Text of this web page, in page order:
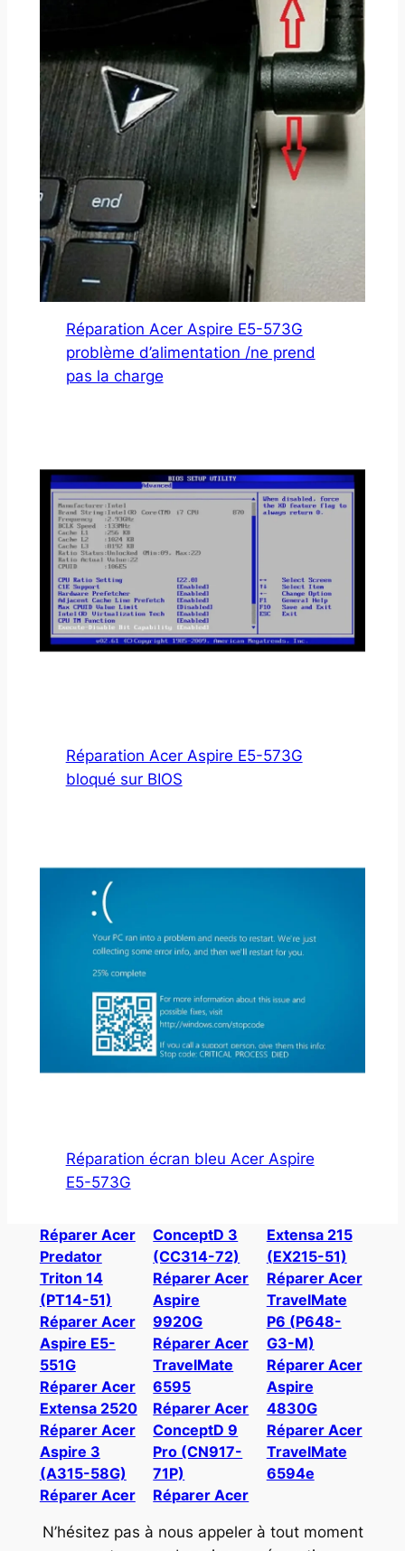
Réparation Acer Aspire E5-573G
problème d’alimentation /ne prend
pas la charge
Réparation Acer Aspire E5-573G
bloqué sur BIOS
Réparation écran bleu Acer Aspire
E5-573G
Réparer Acer
Predator
Triton 14
(PT14-51)
Réparer Acer
Aspire E5-
551G
Réparer Acer
Extensa 2520
Réparer Acer
Aspire 3
(A315-58G)
Réparer Acer
ConceptD 3
(CC314-72)
Réparer Acer
Aspire
9920G
Réparer Acer
TravelMate
6595
Réparer Acer
ConceptD 9
Pro (CN917-
71P)
Réparer Acer
Extensa 215
(EX215-51)
Réparer Acer
TravelMate
P6 (P648-
G3-M)
Réparer Acer
Aspire
4830G
Réparer Acer
TravelMate
6594e
N’hésitez pas à nous appeler à tout moment